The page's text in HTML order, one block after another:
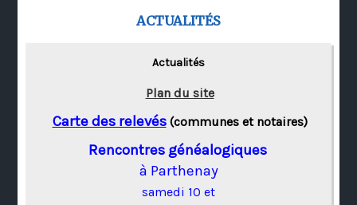
ACTUALITÉS
Actualités
Plan du site
Carte des relevés(communes et notaires)
Rencontres généalogiques
à Parthenay
samedi 10 et